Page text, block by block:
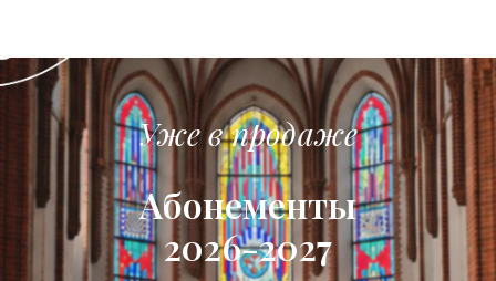
Уже в продаже
Абонементы
2026-2027